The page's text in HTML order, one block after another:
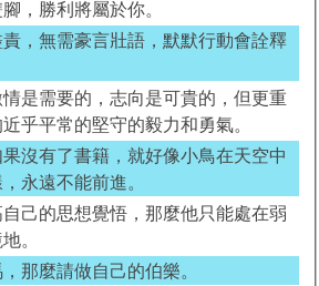
，勝利將屬於你。
，無需豪言壯語，默默行動會詮釋
是需要的，志向是可貴的，但更重
乎平常的堅守的毅力和勇氣。
沒有了書籍，就好像小鳥在天空中
永遠不能前進。
己的思想覺悟，那麼他只能處在弱
。
那麼請做自己的伯樂。